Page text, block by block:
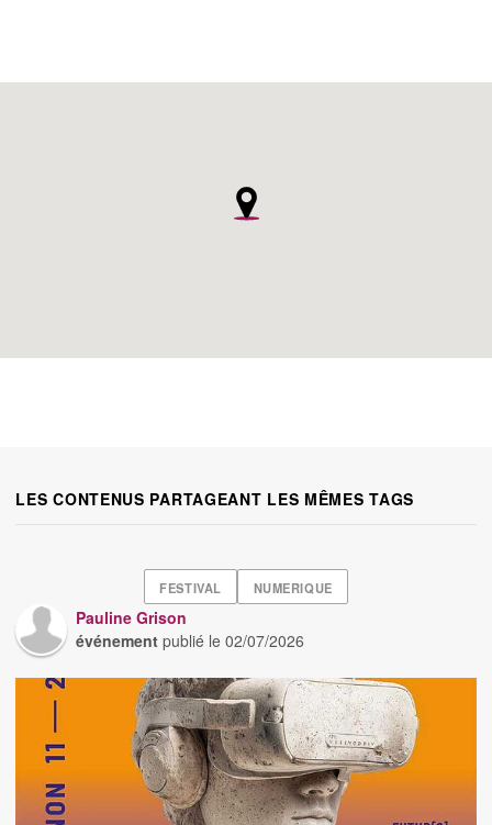
LES CONTENUS PARTAGEANT LES MÊMES TAGS
FESTIVAL NUMERIQUE
Pauline Grison
événement publié le02/07/2026